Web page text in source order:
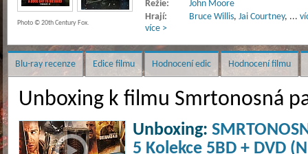
Režie:
John Moore
Hrají:
Bruce Willis, Jai Courtney, ...
více >
Photo © 20th Century Fox.
Blu-ray recenze Edice filmu Hodnocení edic Hodnocení filmu
Unboxing k filmu Smrtonosná
Unboxing:
5 Kolekce 5BD + DVD